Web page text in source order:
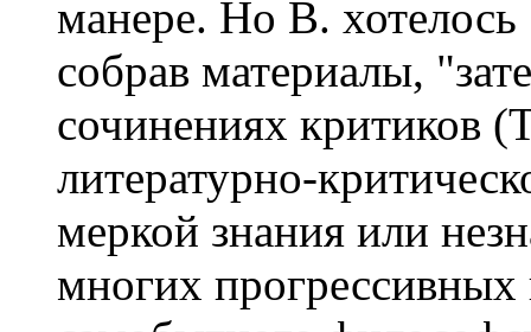
манере. Но В. хотелось
собрав материалы,
сочинениях критиков
литературно-
меркой знания или
многих прогрессивных